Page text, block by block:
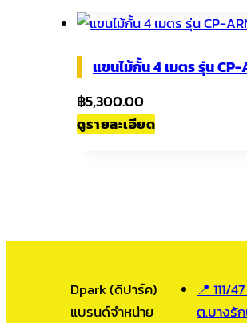
แขนไม้กั้น 4 เมตร รุ่น
฿5,300.00
ดูรายละเอียด
Dpark (ดีปาร์ค)
แบรนด์จำหน่าย
📍 111/
ต.บางรั